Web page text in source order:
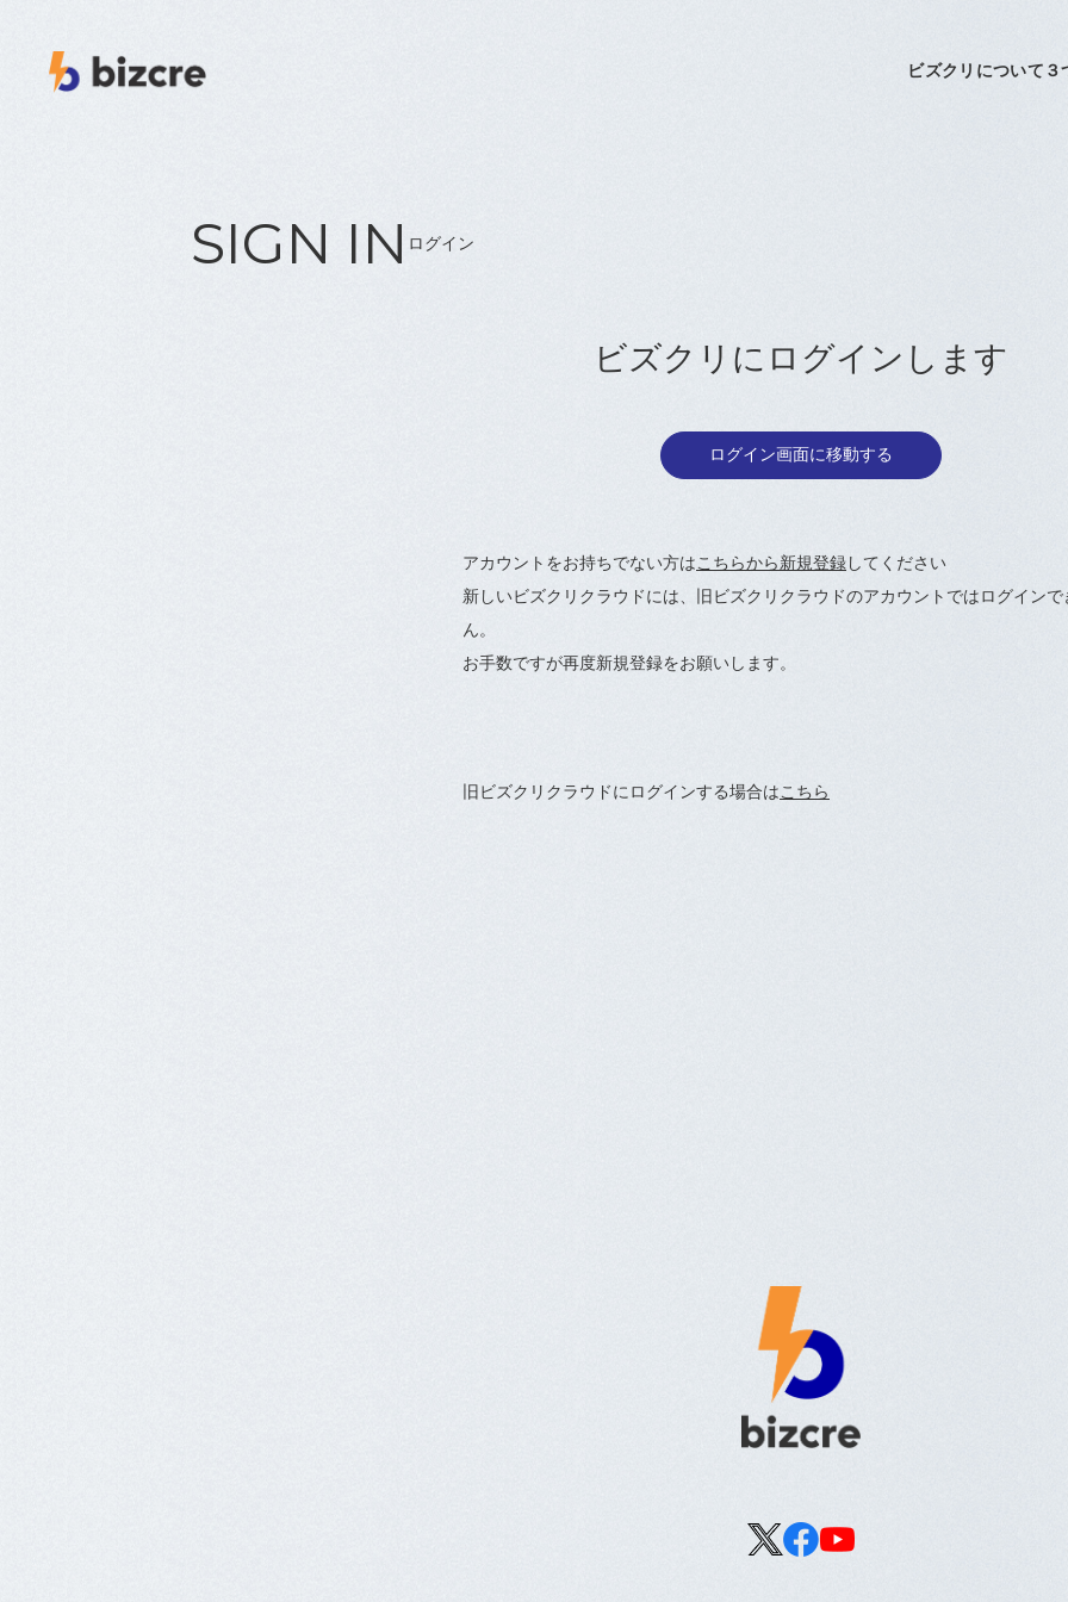
利用規約
運営会社：ＢＣＣ株式会社
SIGN IN ログイン
ビズクリにログインします
ログイン画面に移動する
アカウントをお持ちでない方はこちらから新規登録してください
新しいビズクリクラウドには、旧ビズクリクラウドのアカウントではログインで
ん。
お手数ですが再度新規登録をお願いします。
旧ビズクリクラウドにログインする場合はこちら